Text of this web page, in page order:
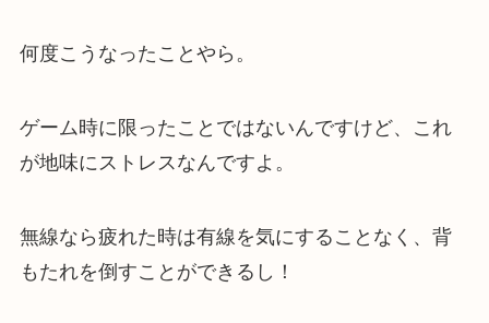
何度こうなったことやら。
ゲーム時に限ったことではないんですけど、これ
が地味にストレスなんですよ。
無線なら疲れた時は有線を気にすることなく、背
もたれを倒すことができるし！